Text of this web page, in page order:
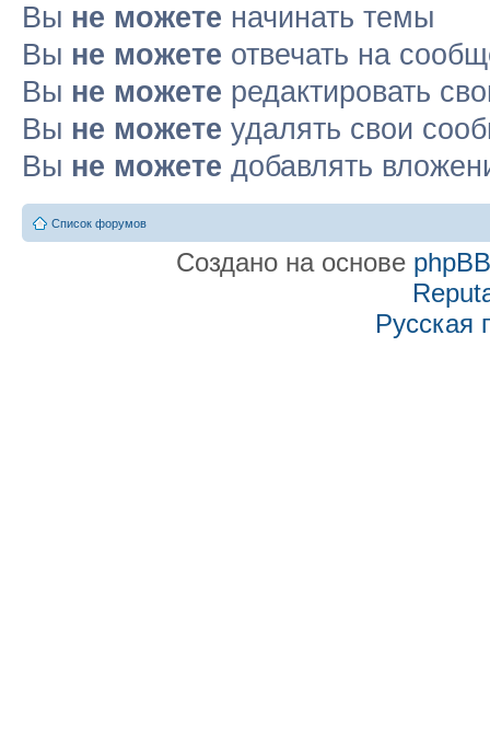
Вы не можете начинать темы
Вы не можете отвечать на
Вы не можете редактировать
Вы не можете удалять свои
Вы не можете добавлять
Список форумов
Создано на основе phpBB
Русская